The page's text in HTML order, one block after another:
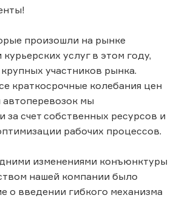
произошли на рынке
услуг в этом году,
участников рынка.
краткосрочные колебания цен
автоперевозок мы
за счет собственных ресурсов и
рабочих процессов.
изменениями конъюнктуры
нашей компании было
о введении гибкого механизма